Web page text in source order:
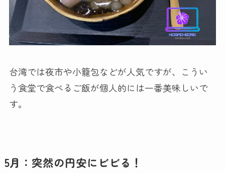
台湾では夜市や小籠包などが人気ですが、こうい
う食堂で食べるご飯が個人的には一番美味しいで
す。
5月：突然の円安にビビる！